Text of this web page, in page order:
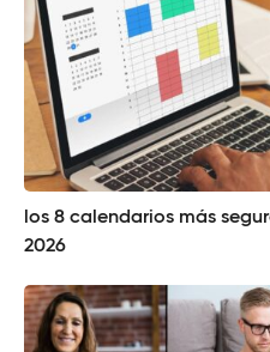
los 8 calendarios más
2026